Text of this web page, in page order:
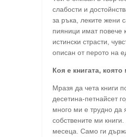
слабости и
за ръка, леките жени
пияници имат повече
истински страсти,
описан от перото на
Коя е книгата,
Мразя да чета книги
десетина-петнайсет
много ми е трудно да
собствените ми
месеца. Само ги